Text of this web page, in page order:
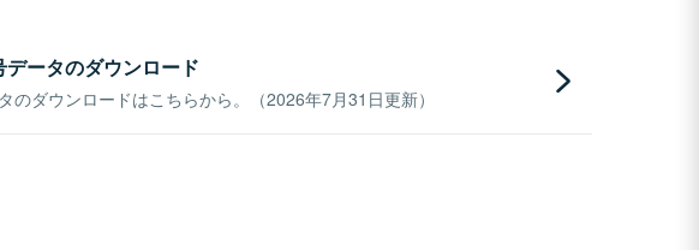
データのダウンロード
のダウンロードはこちらから。（2026年7月31日更新）